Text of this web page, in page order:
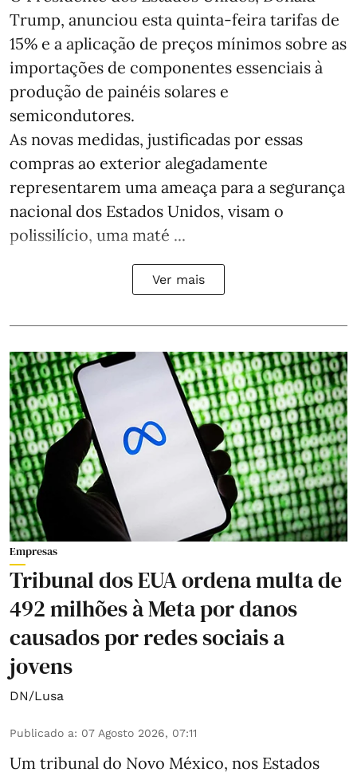
Trump, anunciou esta quinta-feira tarifas de
15% e a aplicação de preços mínimos sobre as
importações de componentes essenciais à
produção de painéis solares e
semicondutores.
As novas medidas, justificadas por essas
compras ao exterior alegadamente
representarem uma ameaça para a segurança
nacional dos Estados Unidos, visam o
polissilício, uma maté ...
Ver mais
Empresas
Tribunal dos EUA ordena multa de
492 milhões à Meta por danos
causados por redes sociais a
jovens
DN/Lusa
Publicado a: 07 Agosto 2026, 07:11
Um tribunal do Novo México, nos Estados